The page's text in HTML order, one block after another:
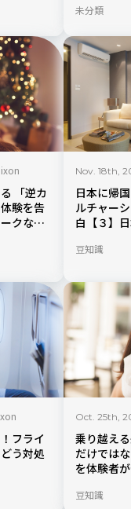
未分類
「逆カ
験を告
クなク
Nov. 18th,
日本に帰
ルチャー
白【３】
豆知識
フライ
う対処
Oct. 25th,
乗り越え
だけでは
を体験者
豆知識